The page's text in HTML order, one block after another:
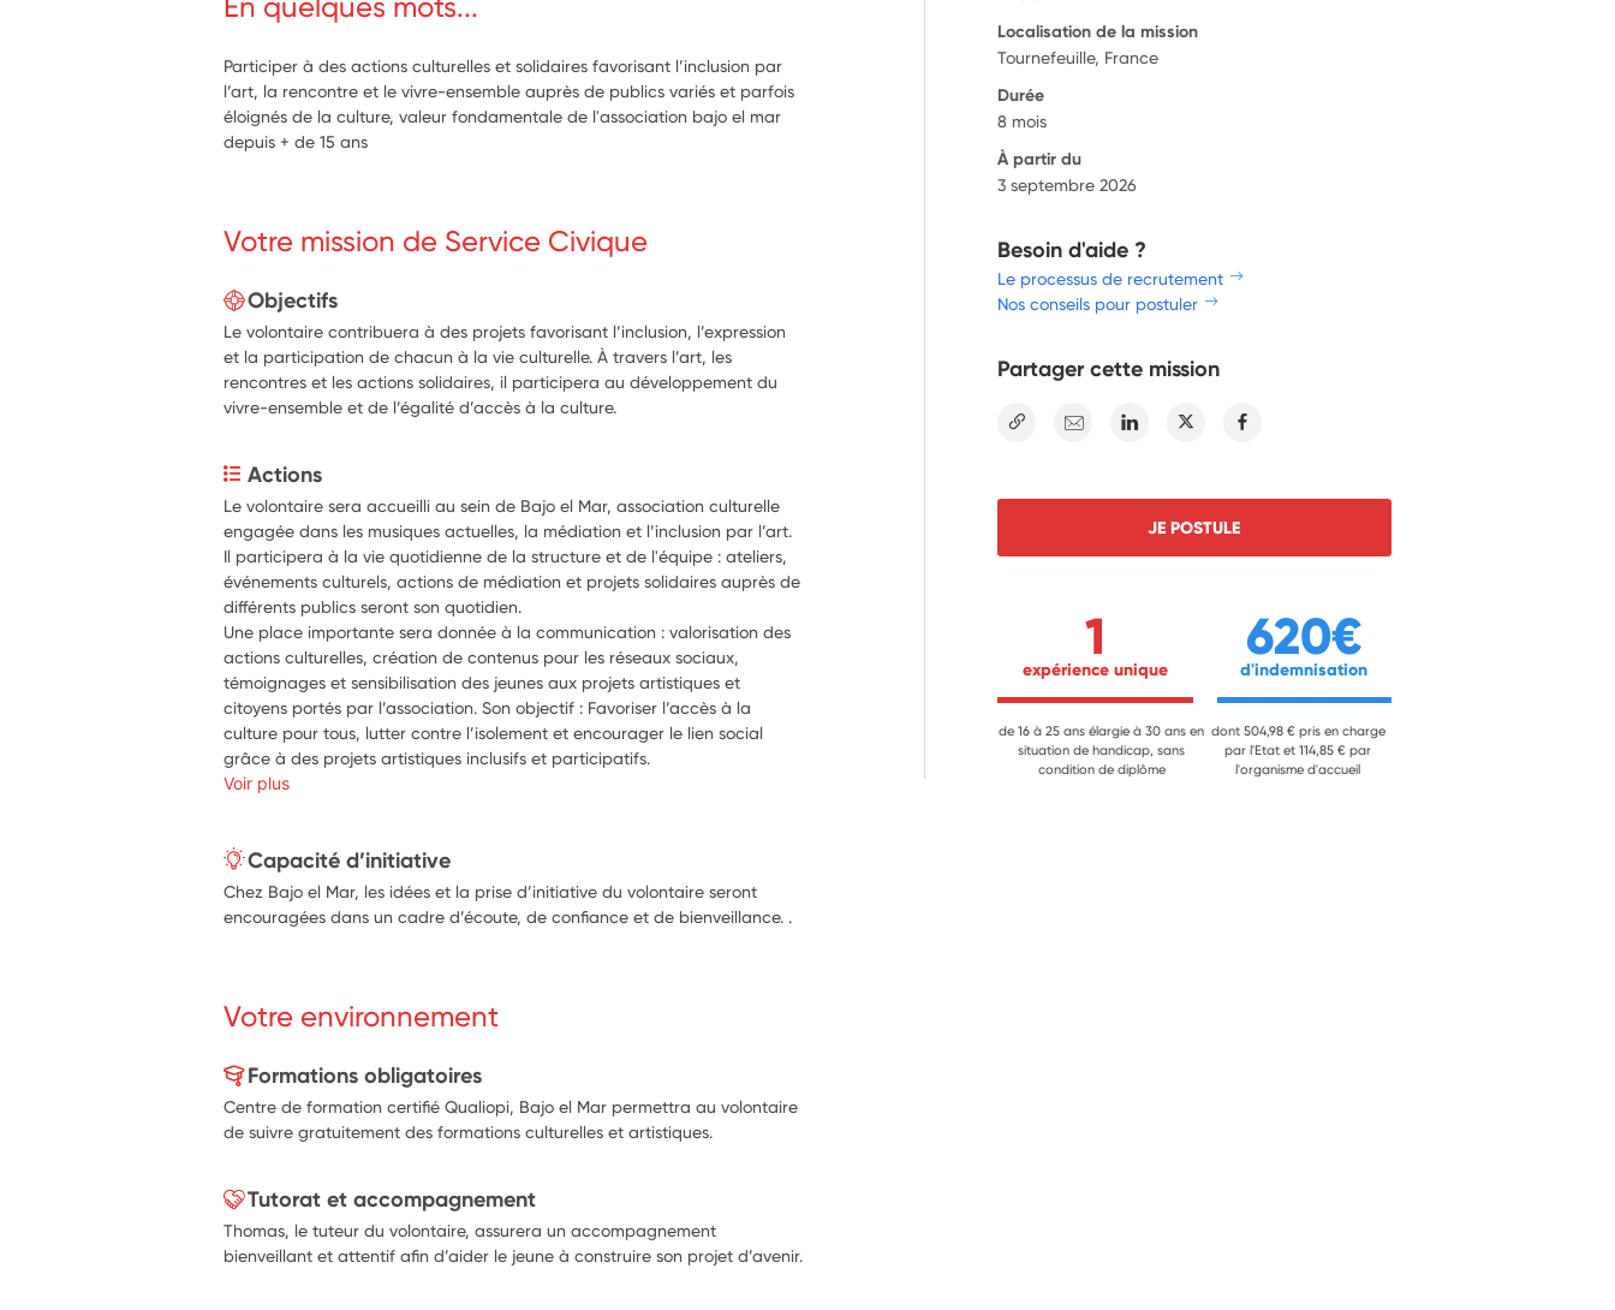
Participer à des actions culturelles et solidaires favorisant l’inclusion par
l’art, la rencontre et le vivre-ensemble auprès de publics variés et parfois
éloignés de la culture, valeur fondamentale de l'association bajo el mar
depuis + de 15 ans
Votre mission de Service Civique
Objectifs
Le volontaire contribuera à des projets favorisant l’inclusion, l’expression
et la participation de chacun à la vie culturelle. À travers l’art, les
rencontres et les actions solidaires, il participera au développement du
vivre-ensemble et de l’égalité d’accès à la culture.
Actions
Le volontaire sera accueilli au sein de Bajo el Mar, association culturelle
engagée dans les musiques actuelles, la médiation et l’inclusion par l’art.
Il participera à la vie quotidienne de la structure et de l'équipe : ateliers,
événements culturels, actions de médiation et projets solidaires auprès de
différents publics seront son quotidien.
Une place importante sera donnée à la communication : valorisation des
actions culturelles, création de contenus pour les réseaux sociaux,
témoignages et sensibilisation des jeunes aux projets artistiques et
citoyens portés par l’association. Son objectif : Favoriser l’accès à la
culture pour tous, lutter contre l’isolement et encourager le lien social
grâce à des projets artistiques inclusifs et participatifs.
Voir plus
Capacité d’initiative
Chez Bajo el Mar, les idées et la prise d’initiative du volontaire seront
encouragées dans un cadre d’écoute, de confiance et de bienveillance. .
Votre environnement
Formations obligatoires
Centre de formation certifié Qualiopi, Bajo el Mar permettra au volontaire
de suivre gratuitement des formations culturelles et artistiques.
Tutorat et accompagnement
Thomas, le tuteur du volontaire, assurera un accompagnement
bienveillant et attentif afin d’aider le jeune à construire son projet d’avenir.
Localisation de la mission
Tournefeuille, France
Durée
8 mois
À partir du
3 septembre 2026
Besoin d'aide ?
Le processus de recrutement
Nos conseils pour postuler
Partager cette mission
E-mail Linkedin Twitter
JE POSTULE
1
expérience unique
de 16 à 25 ans élargie à 30 ans en
situation de handicap, sans
condition de diplôme
620€
d'indemnisation
dont 504,98 € pris en charge
par l'Etat et 114,85 € par
l'organisme d'accueil